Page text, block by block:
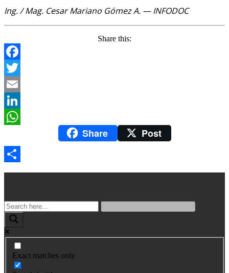
Ing. / Mag. Cesar Mariano Gómez A. — INFODOC
Share this:
WhatsAppShare Post
Exact matches only